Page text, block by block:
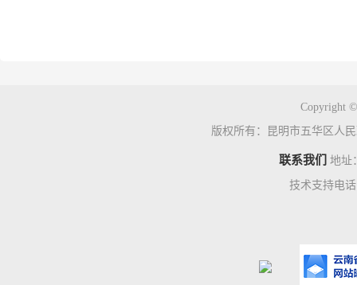
Copyright
版权所有：昆明市五华区人
联系我们 地址
技术支持电